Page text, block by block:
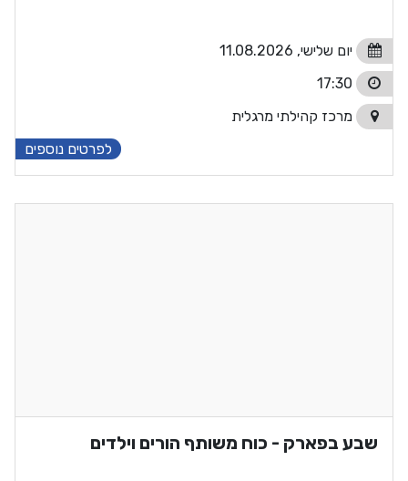
יום שלישי, 11.08.2026
מרכז קהילתי מרגלית
לפרטים נוספים
שבע בפארק - כוח משותף הורים וילדים